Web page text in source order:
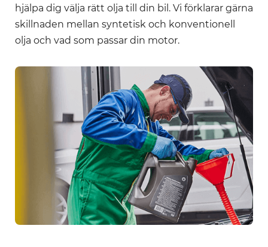
hjälpa dig välja rätt olja till din bil. Vi förklarar gärna
skillnaden mellan syntetisk och konventionell
olja och vad som passar din motor.